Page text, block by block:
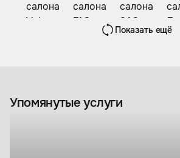
Показать ещё
Упомянутые услуги